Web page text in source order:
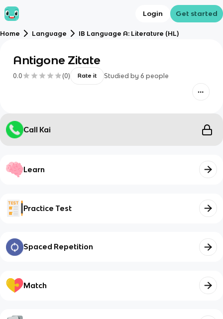
Login Get started
Home Language IB Language A: Literature (HL)
Antigone Zitate
0.0 (0) Rate it Studied by 6 people
Call Kai
Learn
Practice Test
Spaced Repetition
Match